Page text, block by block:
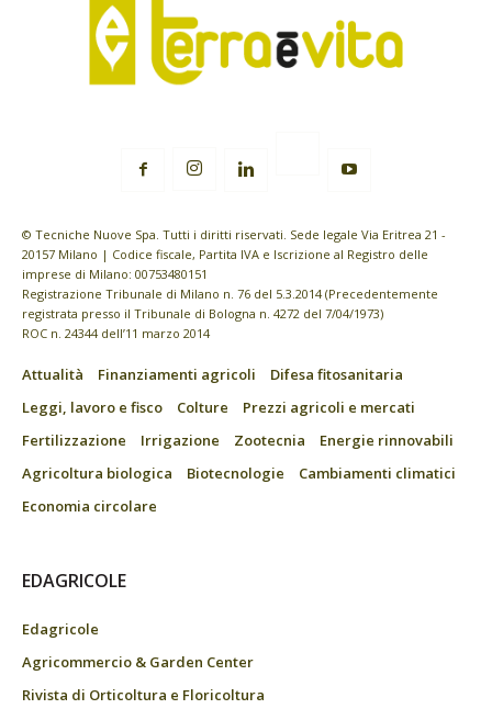
© Tecniche Nuove Spa. Tutti i diritti riservati. Sede legale Via Eritrea 21 -
20157 Milano | Codice fiscale, Partita IVA e Iscrizione al Registro delle
imprese di Milano: 00753480151
Registrazione Tribunale di Milano n. 76 del 5.3.2014 (Precedentemente
registrata presso il Tribunale di Bologna n. 4272 del 7/04/1973)
ROC n. 24344 dell’11 marzo 2014
Attualità Finanziamenti agricoli
Difesa fitosanitaria
Leggi, lavoro e fisco
Colture
Prezzi agricoli e mercati
Fertilizzazione
Irrigazione Zootecnia
Energie rinnovabili
Agricoltura biologica
Biotecnologie
Cambiamenti climatici
Economia circolare
EDAGRICOLE
Edagricole
Agricommercio & Garden Center
Rivista di Orticoltura e Floricoltura